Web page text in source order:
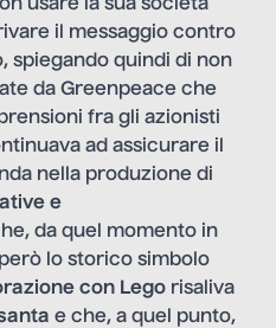
usare la sua società
il messaggio contro
spiegando quindi di non
da Greenpeace che
fra gli azionisti
ad assicurare il
nella produzione di
e
da quel momento in
lo storico simbolo
con Lego risaliva
e che, a quel punto,